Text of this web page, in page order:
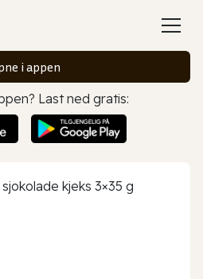
i appen
Last ned gratis: